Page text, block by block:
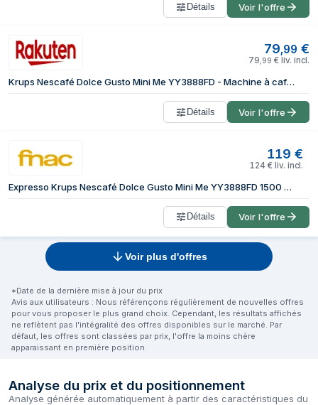
Détails Voir l'offre
79,99 €
79 99 € liv. incl.
Krups Nescafé Dolce Gusto Mini Me YY3888FD - Machine à café - 15 bar - gris arctique/noir
Détails Voir l'offre
119 €
124 € liv. incl.
Expresso Krups Nescafé Dolce Gusto Mini Me YY3888FD 1500 W Gris arctic et Noir
Détails Voir l'offre
Voir plus d'offres
*Date de la dernière mise à jour du prix
Avis aux utilisateurs : Nous référençons régulièrement de nouvelles offres
pour vous proposer le plus grand choix. Cependant, les résultats affichés
ne reflètent pas l'intégralité des offres disponibles sur le marché. Par
défaut, les offres sont classées par prix, l'offre la moins chère
apparaissant en première position.
Analyse du prix et du positionnement
Analyse générée automatiquement à partir des caractéristiques du